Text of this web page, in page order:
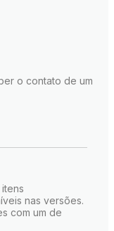
o contato de um
nas versões.
com um de